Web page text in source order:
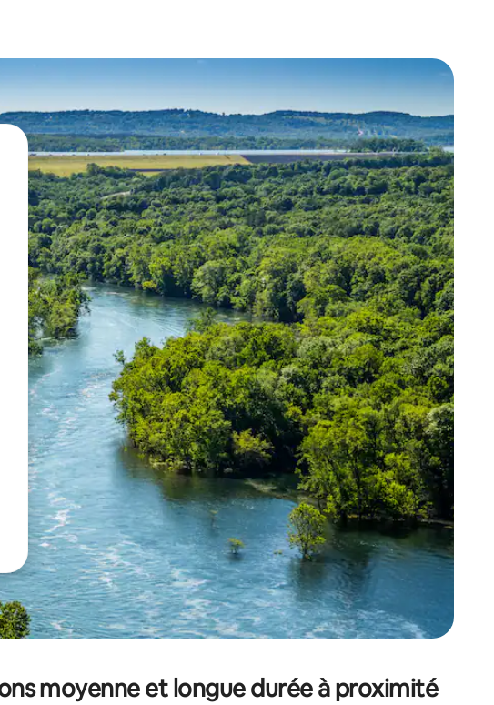
le haut et vers le bas pour les parcourir ou en appuyant et en faisant glisser.
moyenne et longue durée à proximité